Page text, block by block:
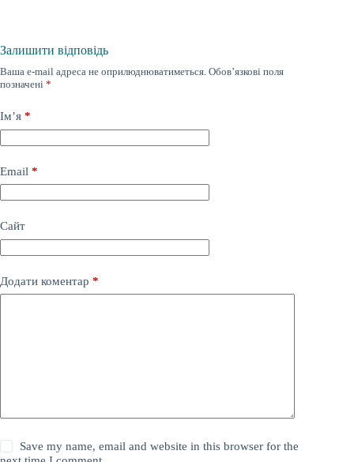
Залишити відповідь
Ваша e-mail адреса не оприлюднюватиметься. Обов’язкові поля
позначені *
Ім’я *
Email *
Сайт
Додати коментар *
Save my name, email and website in this browser for the